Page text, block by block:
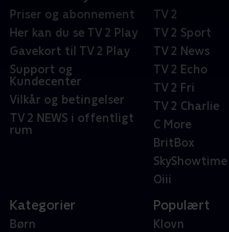
Priser og abonnement
Her kan du se TV 2 Play
Gavekort til TV 2 Play
Support og
Kundecenter
Vilkår og betingelser
TV 2 NEWS i offentligt
rum
TV 2
TV 2 Sport
TV 2 News
TV 2 Echo
TV 2 Fri
TV 2 Charlie
C More
BritBox
SkyShowtime
Oiii
Kategorier
Børn
Populært
Klovn